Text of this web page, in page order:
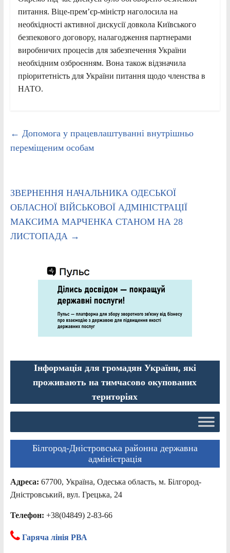
питання. Віце-прем’єр-міністр наголосила на
необхідності активної дискусії довкола Київського
безпекового договору, налагодження партнерами
виробничих процесів для забезпечення України
необхідним озброєнням. Вона також відзначила
пріоритетність для України питання щодо членства в
НАТО.
← Допомога у працевлаштуванні внутрішньо
переміщеним особам
ЗВЕРНЕННЯ НАЧАЛЬНИКА ОДЕСЬКОЇ
ОБЛАСНОЇ ВІЙСЬКОВОЇ АДМІНІСТРАЦІЇ
МАКСИМА МАРЧЕНКА СТАНОМ НА 28
ЛИСТОПАДА →
Інформація для громадян України, які
проживають на тимчасово окупованих
територіях
Білгород-Дністровська районна державна
адміністрація
Адреса: 67700, Україна, Одеська область, м. Білгород-
Дністровський, вул. Грецька, 24
Телефон: +38(04849) 2-83-66
Гаряча лінія РВА